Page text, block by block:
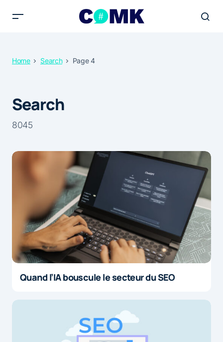
Home Search Page 4
Search
8045
Quand l’IA bouscule le secteur du SEO